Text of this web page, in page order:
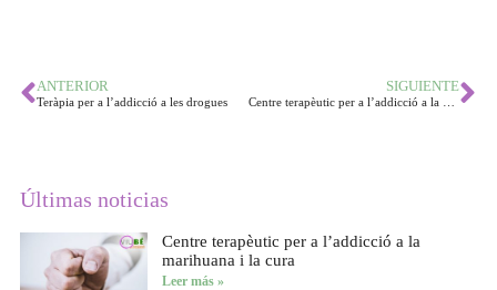
ANTERIOR
Teràpia per a l’addicció a les drogues
SIGUIENTE
Últimas noticias
Centre terapèutic per a l’addicció a la
marihuana i la cura
Leer más »